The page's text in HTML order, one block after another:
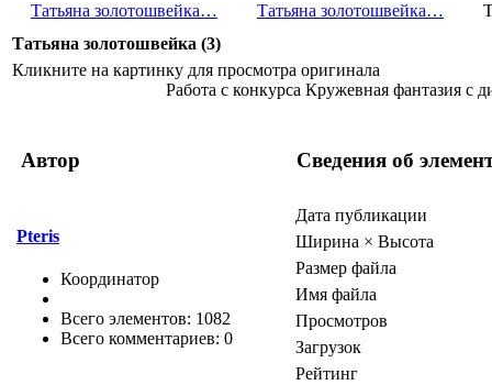
Татьяна золотошв­ейка… Татьяна золотошв­ейка…
Татьяна золотошвейка (3)
Кликните на картинку для просмотра оригинала
Работа с конкурса Кружевная фантазия с
Автор Сведения об
Pteris
Координатор
Всего элементов: 1082
Всего комментариев: 0
Дата публикации
Ширина × Высота
Размер файла
Имя файла
Просмотров
Загрузок
Рейтинг